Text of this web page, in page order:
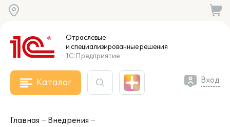
Отраслевые
и специализированныерешения
1С:Предприятие
Каталог Вход
Главная
Внедрения